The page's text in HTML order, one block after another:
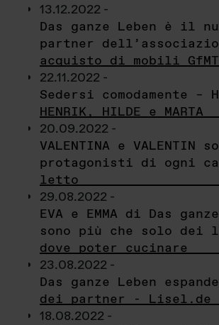
13.12.2022 -
Das ganze Leben è il
partner
acquisto di mobili
22.11.2022 -
Sedersi comodamente –
HENRIK, HILDE e MARTA
20.09.2022 -
VALENTINA e VALENTIN
protagonisti di ogni
letto
29.08.2022 -
EVA e EMMA di Das
sono più che solo dei
dove poter cucinare
23.08.2022 -
Das ganze Leben
dei partner - Lisel.de
18.08.2022 -